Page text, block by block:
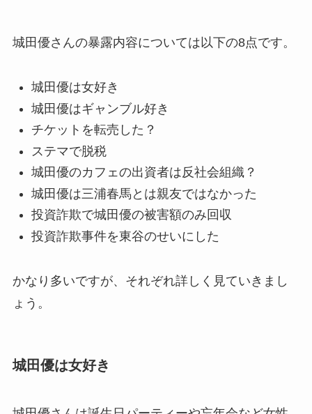
城田優さんの暴露内容については以下の8点です。
城田優は女好き
城田優はギャンブル好き
チケットを転売した？
ステマで脱税
城田優のカフェの出資者は反社会組織？
城田優は三浦春馬とは親友ではなかった
投資詐欺で城田優の被害額のみ回収
投資詐欺事件を東谷のせいにした
かなり多いですが、それぞれ詳しく見ていきまし
ょう。
城田優は女好き